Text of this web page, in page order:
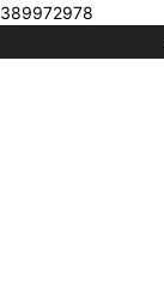
389972978